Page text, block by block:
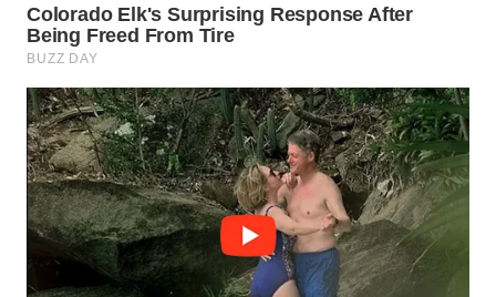
BOROBUDUR
WN
MADURA
WN
SURABAYA
WN
NATUNA